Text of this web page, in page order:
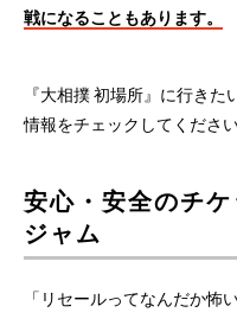
戦になることもあります。
『大相撲 初場所』に行き
情報をチェックしてください
安心・安全のチ
ジャム
「リセールってなんだか怖